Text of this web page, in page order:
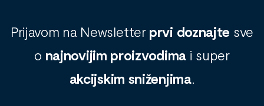
Prijavom na Newsletter prvi doznajte sve
o najnovijim proizvodima i super
akcijskim sniženjima.